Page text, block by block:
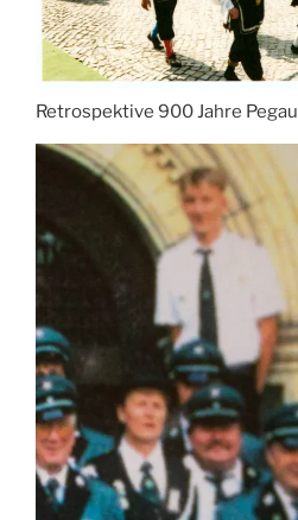
Retrospektive 900 Jahre Pegau